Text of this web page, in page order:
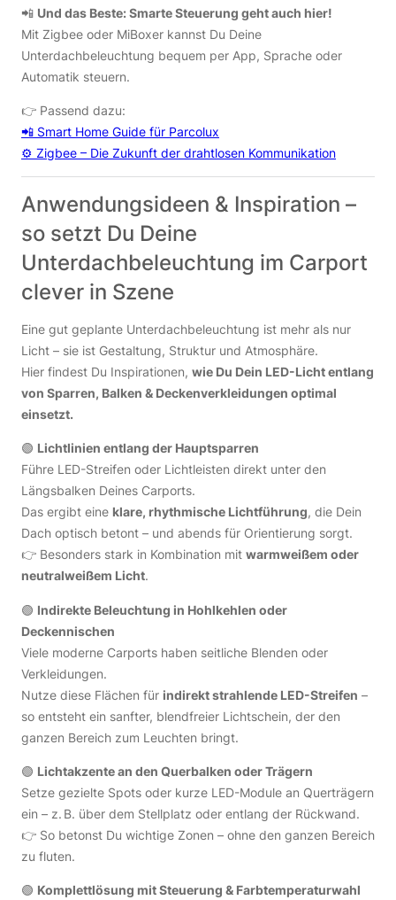
📲 Und das Beste: Smarte Steuerung geht auch hier!
Mit Zigbee oder MiBoxer kannst Du Deine
Unterdachbeleuchtung bequem per App, Sprache oder
Automatik steuern.
👉 Passend dazu:
📲 Smart Home Guide für Parcolux
⚙️ Zigbee – Die Zukunft der drahtlosen Kommunikation
Anwendungsideen & Inspiration –
so setzt Du Deine
Unterdachbeleuchtung im Carport
clever in Szene
Eine gut geplante Unterdachbeleuchtung ist mehr als nur
Licht – sie ist Gestaltung, Struktur und Atmosphäre.
Hier findest Du Inspirationen, wie Du Dein LED-Licht entlang
von Sparren, Balken & Deckenverkleidungen optimal
einsetzt.
🟢 Lichtlinien entlang der Hauptsparren
Führe LED-Streifen oder Lichtleisten direkt unter den
Längsbalken Deines Carports.
Das ergibt eine klare, rhythmische Lichtführung, die Dein
Dach optisch betont – und abends für Orientierung sorgt.
👉 Besonders stark in Kombination mit warmweißem oder
neutralweißem Licht.
🟢 Indirekte Beleuchtung in Hohlkehlen oder
Deckennischen
Viele moderne Carports haben seitliche Blenden oder
Verkleidungen.
Nutze diese Flächen für indirekt strahlende LED-Streifen –
so entsteht ein sanfter, blendfreier Lichtschein, der den
ganzen Bereich zum Leuchten bringt.
🟢 Lichtakzente an den Querbalken oder Trägern
Setze gezielte Spots oder kurze LED-Module an Querträgern
ein – z. B. über dem Stellplatz oder entlang der Rückwand.
👉 So betonst Du wichtige Zonen – ohne den ganzen Bereich
zu fluten.
🟢 Komplettlösung mit Steuerung & Farbtemperaturwahl